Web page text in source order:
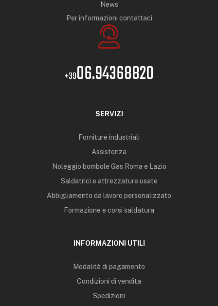
News
Per informazioni contattaci
+3906.94368820
SERVIZI
Forniture industriali
Assistenza
Noleggio bombole Gas Roma e Lazio
Saldatrici e attrezzature usate
Abbigliamento da lavoro personalizzato
Formazione e corsi saldatura
INFORMAZIONI UTILI
Modalità di pagamento
Condizioni di vendita
Spedizioni